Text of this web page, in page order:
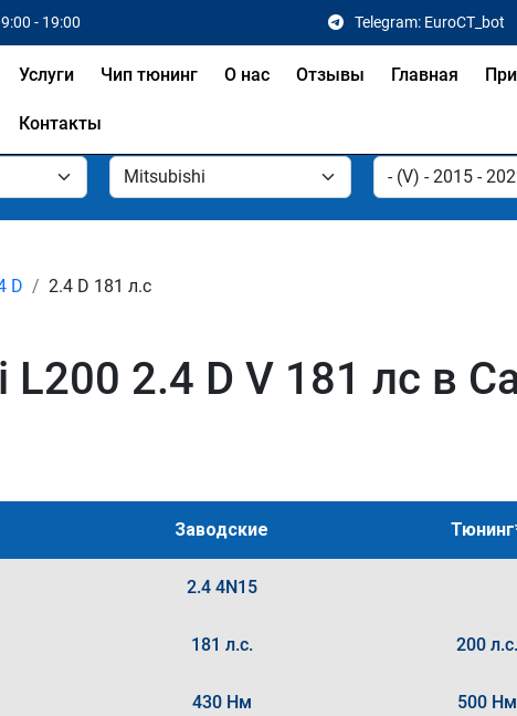
- 19:00 Telegram: EuroCT_bot
Услуги Чип тюнинг О нас Отзывы Главная
Контакты
D 2.4 D 181 л.с
2.4 D V 181 лс в
Заводские
2.4 4N15
181 л.с. 200 л.с.
430 Нм 500 Нм